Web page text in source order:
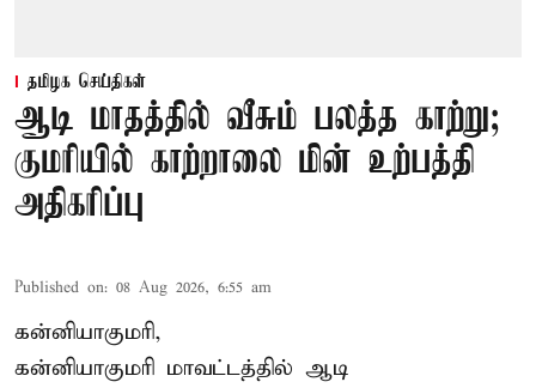
தமிழக செய்திகள்
ஆடி மாதத்தில் வீசும் பலத்த காற்று;
குமரியில் காற்றாலை மின் உற்பத்தி
அதிகரிப்பு
Published on: 08 Aug 2026, 6:55 am
கன்னியாகுமரி,
கன்னியாகுமரி மாவட்டத்தில் ஆடி